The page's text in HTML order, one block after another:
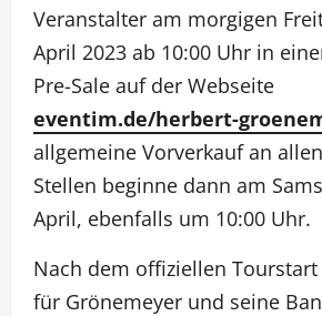
Veranstalter am morgigen
April 2023 ab 10:00 Uhr in
Pre-Sale auf der Webseite
eventim.de/herbert-
allgemeine Vorverkauf an
Stellen beginne dann am
April, ebenfalls um 10:00 Uhr.
Nach dem offiziellen
für Grönemeyer und seine